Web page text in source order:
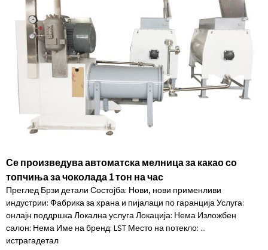
Се произведува автоматска мелница за какао со
топчиња за чоколада 1 тон на час
Преглед Брзи детали Состојба: Нови, нови применливи
индустрии: Фабрика за храна и пијалаци по гаранција Услуга:
онлајн поддршка Локална услуга Локација: Нема Изложбен
салон: Нема Име на бренд: LST Место на потекло: ...
истрагадетал